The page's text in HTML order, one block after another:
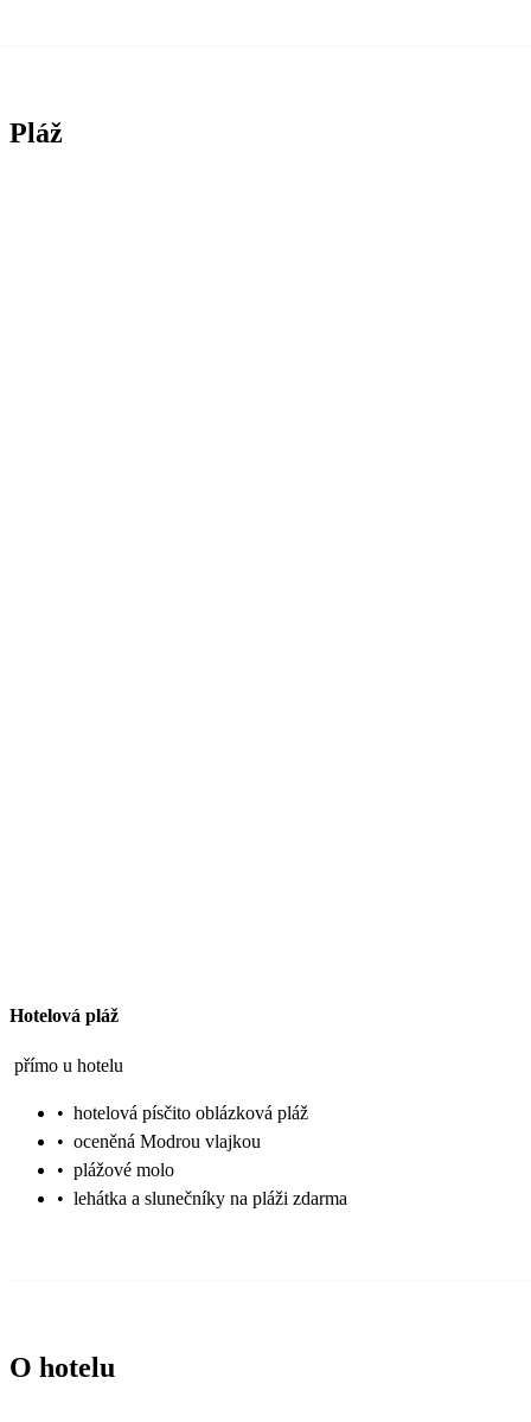
Pláž
Hotelová pláž
přímo u hotelu
• hotelová písčito oblázková pláž
• oceněná Modrou vlajkou
• plážové molo
• lehátka a slunečníky na pláži zdarma
O hotelu